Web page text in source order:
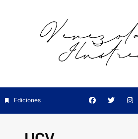
Ediciones